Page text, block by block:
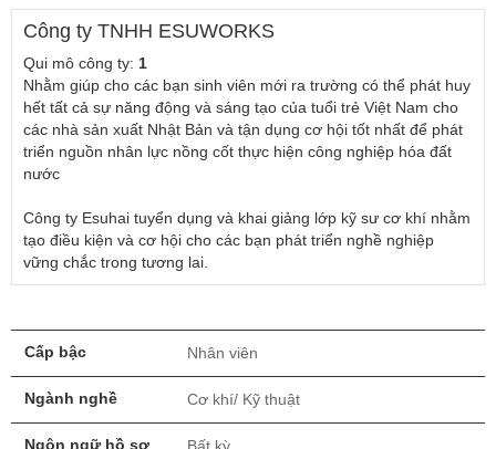
Công ty TNHH ESUWORKS
Qui mô công ty: 1
Nhằm giúp cho các bạn sinh viên mới ra trường có thể phát huy
hết tất cả sự năng động và sáng tạo của tuổi trẻ Việt Nam cho
các nhà sản xuất Nhật Bản và tận dụng cơ hội tốt nhất để phát
triển nguồn nhân lực nồng cốt thực hiện công nghiệp hóa đất
nước
Công ty Esuhai tuyển dụng và khai giảng lớp kỹ sư cơ khí nhằm
tạo điều kiện và cơ hội cho các bạn phát triển nghề nghiệp
vững chắc trong tương lai.
Cấp bậc Nhân viên
Ngành nghề Cơ khí/ Kỹ thuật
Ngôn ngữ hồ sơ